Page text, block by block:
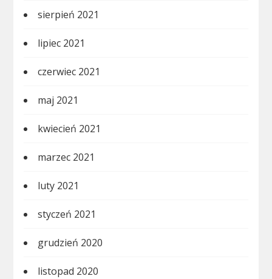
sierpień 2021
lipiec 2021
czerwiec 2021
maj 2021
kwiecień 2021
marzec 2021
luty 2021
styczeń 2021
grudzień 2020
listopad 2020